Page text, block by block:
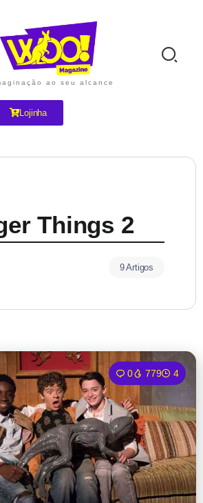
ao seu alcance
Lojinha
Things 2
9 Artigos
0 779 4